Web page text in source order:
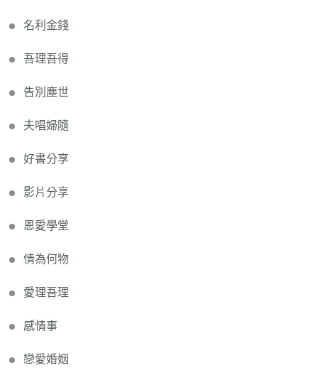
名利金錢
吾理吾得
告別塵世
夫唱婦隨
好書分享
影片分享
恩愛學堂
情為何物
愛理吾理
感情事
戀愛婚姻